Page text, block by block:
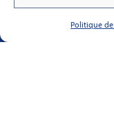
Politique